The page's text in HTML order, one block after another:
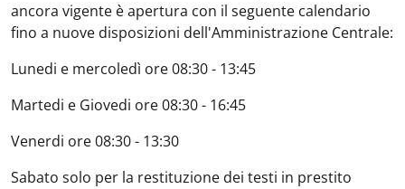
ancora vigente è apertura con il seguente calendario
fino a nuove disposizioni dell'Amministrazione Centrale:
Lunedi e mercoledì ore 08:30 - 13:45
Martedi e Giovedi ore 08:30 - 16:45
Venerdi ore 08:30 - 13:30
Sabato solo per la restituzione dei testi in prestito